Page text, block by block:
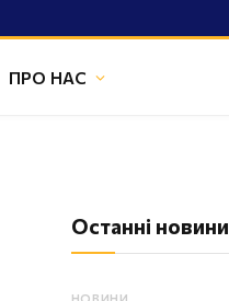
ПРО НАС
Останні новини